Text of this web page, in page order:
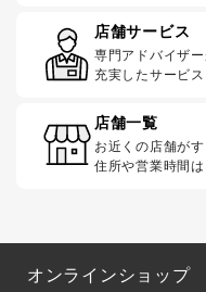
店舗サービス
専門アドバイザ
充実したサービ
店舗一覧
お近くの店舗が
住所や営業時間
オンラインショップ